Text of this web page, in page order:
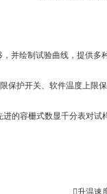
并绘制试验曲线，提供多
保护开关、软件温度上限
的容栅式数显千分表对
升温速